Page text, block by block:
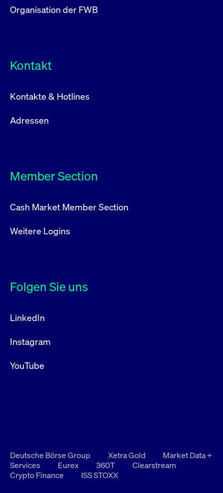
Organisation der FWB
Kontakt
Kontakte & Hotlines
Adressen
Member Section
Cash Market Member Section
Weitere Logins
Folgen Sie uns
LinkedIn
Instagram
YouTube
Deutsche Börse Group Xetra Gold
Market Data +
Services
Eurex 360T
Clearstream
Crypto Finance
ISS STOXX